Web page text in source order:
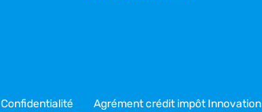
Confidentialité Agrément crédit impôt Innovation